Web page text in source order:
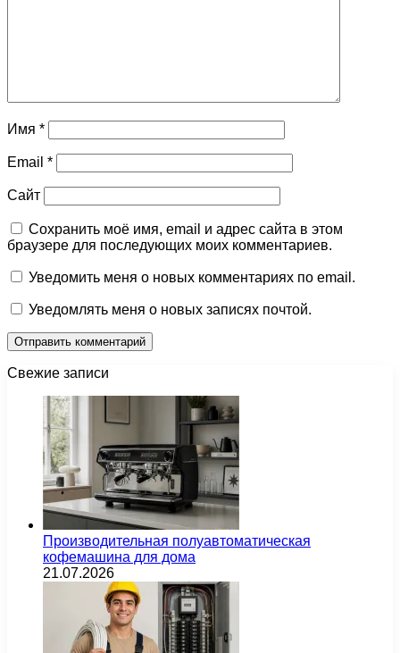
Имя *
Email *
Сайт
Сохранить моё имя, email и адрес сайта в этом
браузере для последующих моих комментариев.
Уведомить меня о новых комментариях по email.
Уведомлять меня о новых записях почтой.
Свежие записи
Производительная полуавтоматическая
кофемашина для дома
21.07.2026